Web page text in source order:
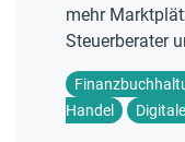
mehr
Steuerberater
Handel